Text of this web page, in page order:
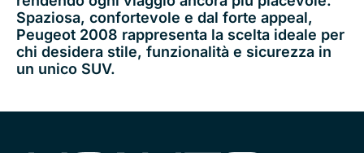
Spaziosa, confortevole e dal forte appeal,
Peugeot 2008 rappresenta la scelta ideale per
chi desidera stile, funzionalità e sicurezza in
un unico SUV.